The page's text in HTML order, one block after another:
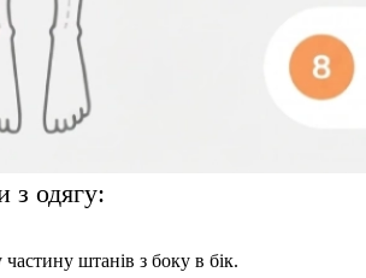
з одягу:
штанів з боку в бік.